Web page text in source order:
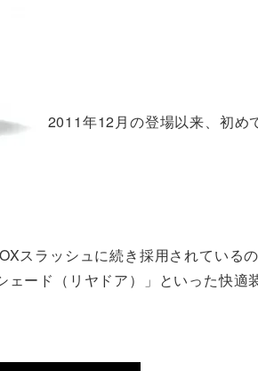
2011年12月の登場以来、初め
スラッシュに続き採用されている
ード（リヤドア）」といった快適